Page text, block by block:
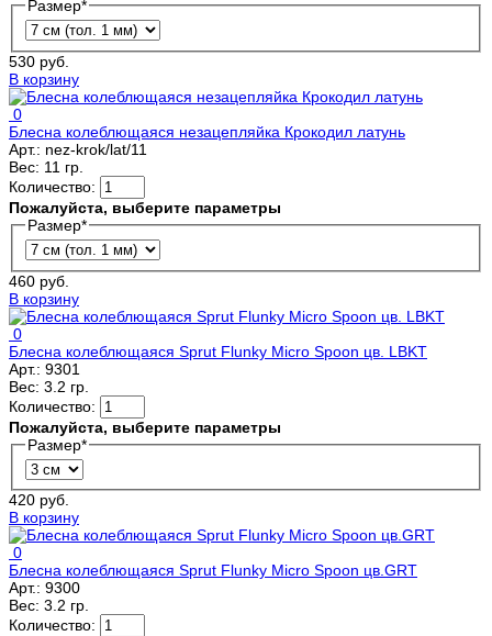
Размер*
530 руб.
В корзину
0
Блесна колеблющаяся незацепляйка Крокодил латунь
Арт.: nez-krok/lat/11
Вес: 11 гр.
Количество:
Пожалуйста, выберите параметры
Размер*
460 руб.
В корзину
0
Блесна колеблющаяся Sprut Flunky Micro Spoon цв. LBKT
Арт.: 9301
Вес: 3.2 гр.
Количество:
Пожалуйста, выберите параметры
Размер*
420 руб.
В корзину
0
Блесна колеблющаяся Sprut Flunky Micro Spoon цв.GRT
Арт.: 9300
Вес: 3.2 гр.
Количество: